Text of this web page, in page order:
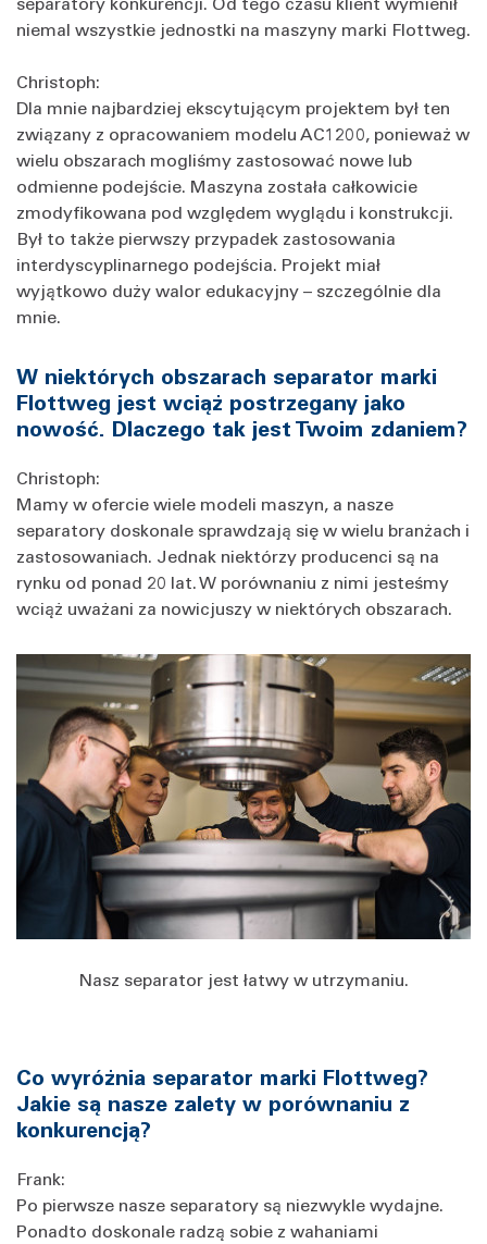
niemal wszystkie jednostki na maszyny marki Flottweg.
Christoph:
Dla mnie najbardziej ekscytującym projektem był ten
związany z opracowaniem modelu AC1200, ponieważ w
wielu obszarach mogliśmy zastosować nowe lub
odmienne podejście. Maszyna została całkowicie
zmodyfikowana pod względem wyglądu i konstrukcji.
Był to także pierwszy przypadek zastosowania
interdyscyplinarnego podejścia. Projekt miał
wyjątkowo duży walor edukacyjny – szczególnie dla
mnie.
W niektórych obszarach separator marki
Flottweg jest wciąż postrzegany jako
nowość. Dlaczego tak jest Twoim zdaniem?
Christoph:
Mamy w ofercie wiele modeli maszyn, a nasze
separatory doskonale sprawdzają się w wielu branżach i
zastosowaniach. Jednak niektórzy producenci są na
rynku od ponad 20 lat. W porównaniu z nimi jesteśmy
wciąż uważani za nowicjuszy w niektórych obszarach.
Nasz separator jest łatwy w utrzymaniu.
Co wyróżnia separator marki Flottweg?
Jakie są nasze zalety w porównaniu z
konkurencją?
Frank:
Po pierwsze nasze separatory są niezwykle wydajne.
Ponadto doskonale radzą sobie z wahaniami